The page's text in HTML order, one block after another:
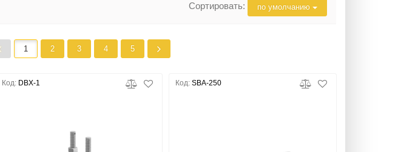
Сортировать: по умолчанию
1 2 3 4 5
Код: DBX-1 Код:SBA-250